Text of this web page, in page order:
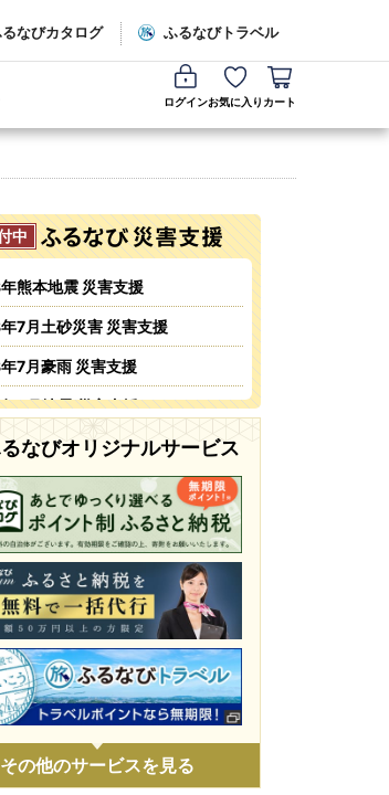
なびカタログ ふるなびトラベル
ログインお気に入り カート
熊本地震 災害支援
7月土砂災害 災害支援
7月豪雨 災害支援
6月地震 災害支援
6月火災 災害支援
年5・6月台風・豪雨 災害支援
4月火災 災害支援
1月豪雪 災害支援
11月火災 災害支援
9・10月台風・豪雨 災害支援
埼玉県白岡市役所火災に伴う支
1・2月豪雪 災害支援
9月能登豪雨 災害支援
なびオリジナルサービス
その他のサービスを見る